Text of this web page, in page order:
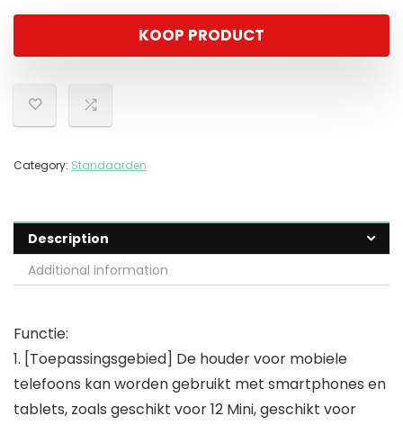
KOOP PRODUCT
Category: Standaarden
Description
Additional information
Functie:
1. [Toepassingsgebied] De houder voor mobiele
telefoons kan worden gebruikt met smartphones en
tablets, zoals geschikt voor 12 Mini, geschikt voor